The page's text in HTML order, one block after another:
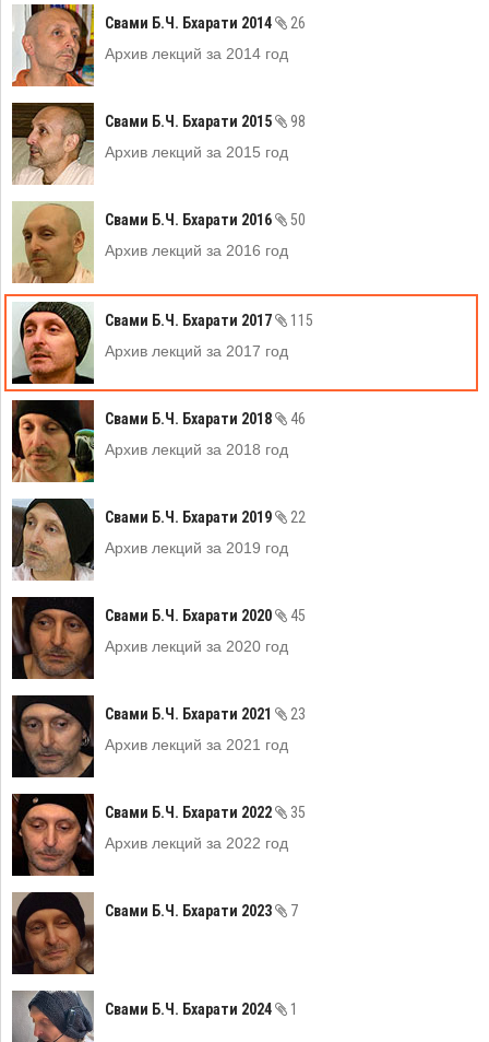
Свами Б.Ч. Бхарати 2014
26
Архив лекций за 2014 год
Свами Б.Ч. Бхарати 2015
98
Архив лекций за 2015 год
Свами Б.Ч. Бхарати 2016
50
Архив лекций за 2016 год
Свами Б.Ч. Бхарати 2017
115
Архив лекций за 2017 год
Свами Б.Ч. Бхарати 2018
46
Архив лекций за 2018 год
Свами Б.Ч. Бхарати 2019
22
Архив лекций за 2019 год
Свами Б.Ч. Бхарати 2020
45
Архив лекций за 2020 год
Свами Б.Ч. Бхарати 2021
23
Архив лекций за 2021 год
Свами Б.Ч. Бхарати 2022
35
Архив лекций за 2022 год
Свами Б.Ч. Бхарати 2023 7
Свами Б.Ч. Бхарати 2024 1